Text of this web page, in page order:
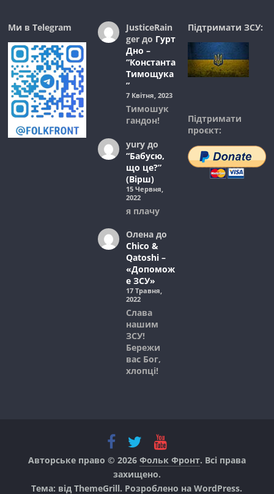
Ми в Telegram
JusticeRain
gerдо Гурт
Дно –
“Константа
Тимощука
”
7 Квітня, 2023
Тимошук
гандон!
yuryдо
“Бабусю,
що це?”
(Вірш)
15 Червня,
2022
я плачу
Оленадо
Chico &
Qatoshi –
«Допомож
е ЗСУ»
17 Травня,
2022
Слава
нашим
ЗСУ!
Бережи
вас Бог,
хлопці!
Підтримати ЗСУ:
Підтримати
проєкт:
Авторське право © 2026 Фольк Фронт. Всі права
захищено.
Тема: від ThemeGrill. Розроблено наWordPress.